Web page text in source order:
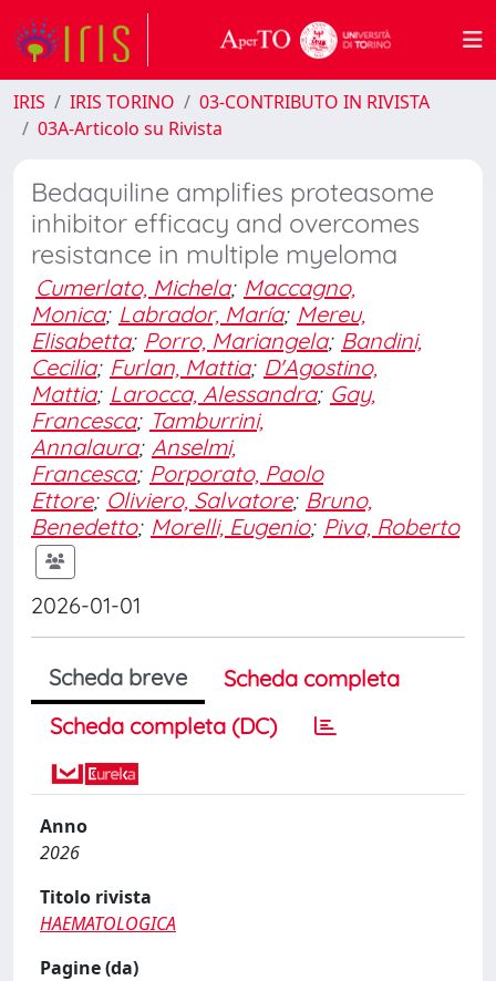
IRIS IRIS TORINO
03-CONTRIBUTO IN RIVISTA
03A-Articolo su Rivista
Bedaquiline amplifies proteasome
inhibitor efficacy and overcomes
resistance in multiple myeloma
Cumerlato, Michela; Maccagno,
Monica; Labrador, María; Mereu,
Elisabetta; Porro, Mariangela; Bandini,
Cecilia; Furlan, Mattia; D'Agostino,
Mattia; Larocca, Alessandra; Gay,
Francesca; Tamburrini,
Annalaura; Anselmi,
Francesca; Porporato, Paolo
Ettore; Oliviero, Salvatore; Bruno,
Benedetto; Morelli, Eugenio; Piva, Roberto
2026-01-01
Scheda breve
Scheda completa
Scheda completa (DC)
Anno
2026
Titolo rivista
HAEMATOLOGICA
Pagine (da)